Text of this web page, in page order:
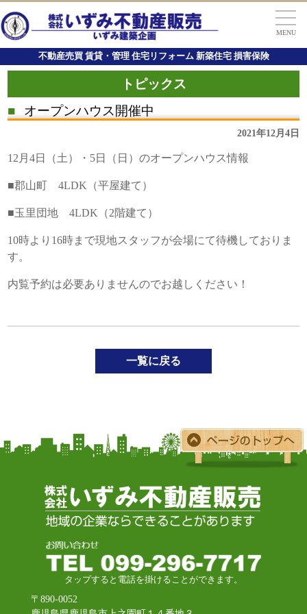
MENU
不動産売買 賃貸・管理 住宅リフォーム 新築住宅 損害保険
トピックス
■
オープンハウス開催中
2021年12月4日
12月4日（土）・5日（日）のオープンハウス情報
■郡山町 4LDK（平屋建て）
■玉里団地 4LDK（2階建て）
10時より16時まで現地スタッフが会場にて待機しておりま
す。
内覧予約は必要ありませんのでお越しください！
一覧に戻る
タップすると電話を掛けることができます。
〒890-0052